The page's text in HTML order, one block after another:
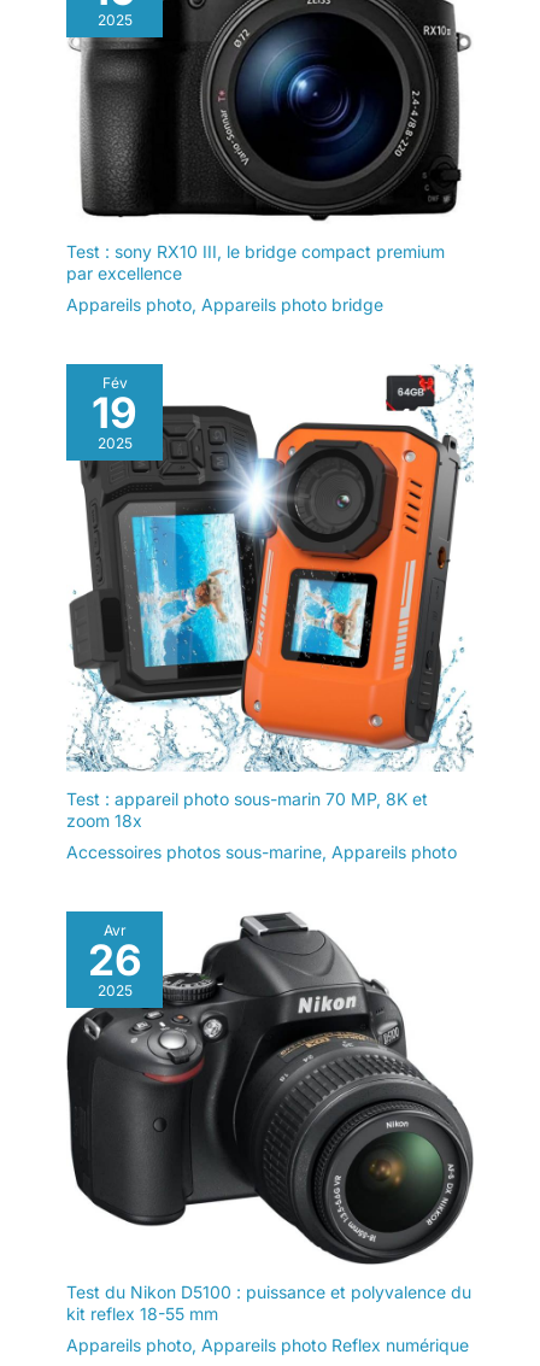
support macro
2025
Test : sony RX10 III, le bridge compact premium
par excellence
Appareils photo, Appareils photo bridge
Fév
19
2025
Test : appareil photo sous-marin 70 MP, 8K et
zoom 18x
Accessoires photos sous-marine, Appareils photo
Avr
26
2025
Test du Nikon D5100 : puissance et polyvalence du
kit reflex 18-55 mm
Appareils photo, Appareils photo Reflex numérique